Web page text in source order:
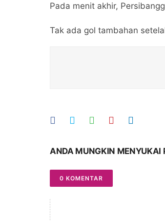
Pada menit akhir,
Tak ada gol tambahan
ANDA MUNGKIN MENYUKAI
0 KOMENTAR